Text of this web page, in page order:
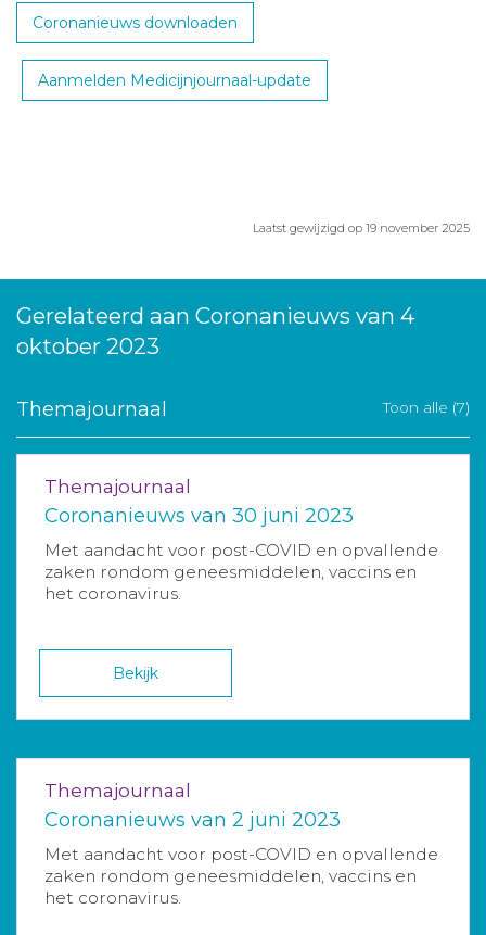
Coronanieuws downloaden
Aanmelden Medicijnjournaal-update
Laatst gewijzigd op 19 november 2025
Gerelateerd aan Coronanieuws van 4
oktober 2023
Themajournaal Toon alle (7)
Themajournaal
Coronanieuws van 30 juni 2023
Met aandacht voor post-COVID en opvallende
zaken rondom geneesmiddelen, vaccins en
het coronavirus.
Bekijk
Themajournaal
Coronanieuws van 2 juni 2023
Met aandacht voor post-COVID en opvallende
zaken rondom geneesmiddelen, vaccins en
het coronavirus.